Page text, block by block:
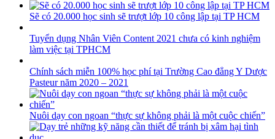
Sẽ có 20.000 học sinh sẽ trượt lớp 10 công lập tại TP HCM
Tuyển dụng Nhân Viên Content 2021 chưa có kinh nghiệm
làm việc tại TPHCM
Chính sách miễn 100% học phí tại Trường Cao đẳng Y Dược
Pasteur năm 2020 – 2021
Nuôi dạy con ngoan “thực sự không phải là một cuộc chiến”